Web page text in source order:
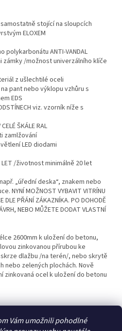
Vám umožnili pohodlné
stojící na sloupcích
ELOXEM
polykarbonátu ANTI-VANDAL
zámky /možnost univerzálního klíče
z ušlechtilé oceli
pant nebo výklopu vzhůru s
EDS
viz. vzorník níže s
ŠKÁLE RAL
zamlžování
LED diodami
LET /životnost minimálně 20 let
„úřední deska“, znakem nebo
NYNÍ MOŽNOST VYBAVIT VITRÍNU
DLE PŘÁNÍ ZÁKAZNÍKA. PO DOHODĚ
NEBO MŮŽETE DODAT VLASTNÍ
2600mm k uložení do betonu,
zinkovanou přírubou ke
dlažbu /na terén/, nebo skrytě
nebo zelených plochách. Nově
zinkovaná ocel k uložení do betonu